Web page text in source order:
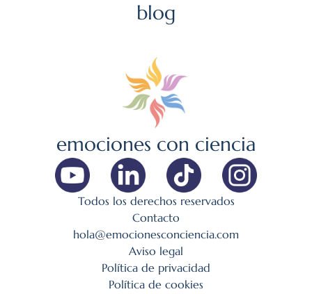
blog
emociones con ciencia
Todos los derechos reservados
Contacto
hola@emocionesconciencia.com
Aviso legal
Política de privacidad
Política de cookies